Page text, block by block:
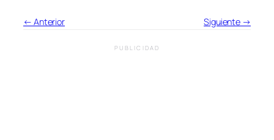
← Anterior Siguiente →
PUBLICIDAD